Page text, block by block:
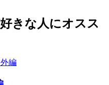
きな人にオスス